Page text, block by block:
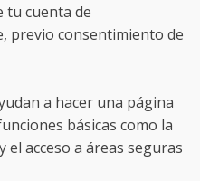
tu cuenta de
previo consentimiento de
a hacer una página
básicas como la
el acceso a áreas seguras